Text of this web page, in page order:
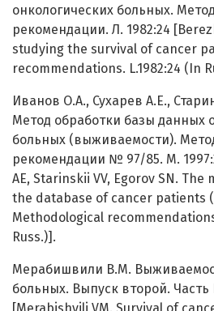
онкологических больных.
рекомендации. Л. 1982:24
studying the survival of cancer
recommendations. L.1982:24 (In
Иванов О.А., Сухарев А.Е.,
Метод обработки базы данных
больных (выживаемости).
рекомендации № 97/85. М.
AE, Starinskii VV, Egorov SN.
the database of cancer patients
Methodological
Russ.)].
Мерабишвили В.М.
больных. Выпуск второй. Часть